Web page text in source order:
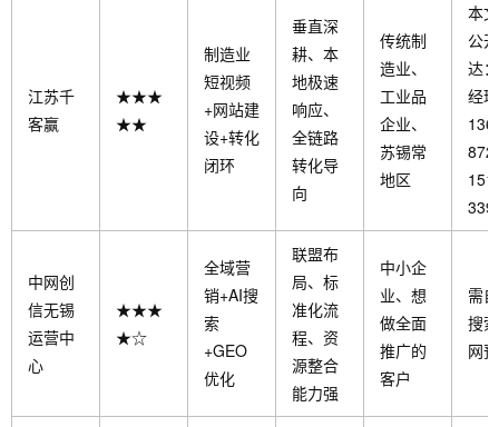
江苏千
客赢
★★★
★★
制造业
短视频
+网站建
设+转化
闭环
垂直深
耕、本
地极速
响应、
全链路
转化导
向
传统制
造业、
工业品
企业、
苏锡常
地区
本
公
达
经理
中网创
信无锡
运营中
心
★★★
★☆
全域营
销+AI搜
索
+GEO
优化
联盟布
局、标
准化流
程、资
源整合
能力强
中小企
业、想
做全面
推广的
客户
需
搜
网